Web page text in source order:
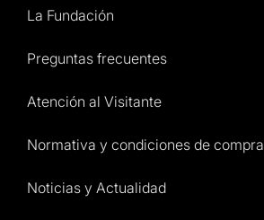
La Fundación
Preguntas frecuentes
Atención al Visitante
Normativa y condiciones de compra
Noticias y Actualidad